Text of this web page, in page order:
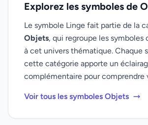
Explorez les symboles de
Le symbole Linge fait partie de la
Objets, qui regroupe les symboles
à cet univers thématique. Chaque
cette catégorie apporte un
complémentaire pour comprendre
Voir tous les symboles Objets